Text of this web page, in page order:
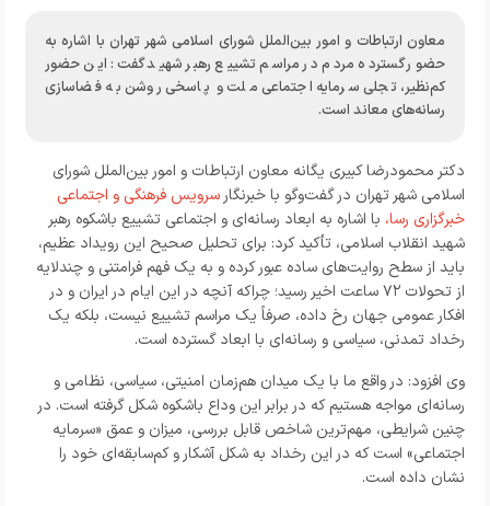
معاون ارتباطات و امور بین‌الملل شورای اسلامی شهر تهران با اشاره به
حضور گسترده مردم در مراسم تشییع رهبر شهید گفت: این حضور
کم‌نظیر، تجلی سرمایه اجتماعی ملت و پاسخی روشن به فضاسازی
رسانه‌های معاند است.
دکتر محمودرضا کبیری یگانه معاون ارتباطات و امور بین‌الملل شورای
اسلامی شهر تهران در گفت‌وگو با خبرنگار سرویس فرهنگی و اجتماعی
خبرگزاری رسا، با اشاره به ابعاد رسانه‌ای و اجتماعی تشییع باشکوه رهبر
شهید انقلاب اسلامی، تأکید کرد: برای تحلیل صحیح این رویداد عظیم،
باید از سطح روایت‌های ساده عبور کرده و به یک فهم فرامتنی و چندلایه
از تحولات ۷۲ ساعت اخیر رسید؛ چراکه آنچه در این ایام در ایران و در
افکار عمومی جهان رخ داده، صرفاً یک مراسم تشییع نیست، بلکه یک
رخداد تمدنی، سیاسی و رسانه‌ای با ابعاد گسترده است.
وی افزود: در واقع ما با یک میدان هم‌زمان امنیتی، سیاسی، نظامی و
رسانه‌ای مواجه هستیم که در برابر این وداع باشکوه شکل گرفته است. در
چنین شرایطی، مهم‌ترین شاخص قابل بررسی، میزان و عمق «سرمایه
اجتماعی» است که در این رخداد به شکل آشکار و کم‌سابقه‌ای خود را
نشان داده است.